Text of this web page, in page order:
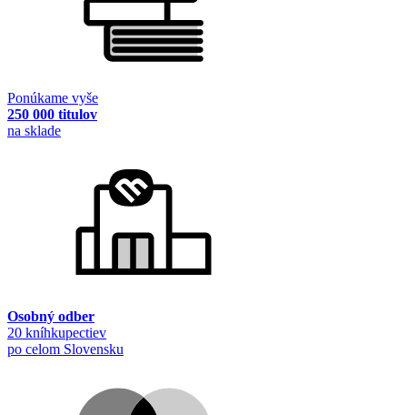
Ponúkame vyše
250 000 titulov
na sklade
Osobný odber
20 kníhkupectiev
po celom Slovensku